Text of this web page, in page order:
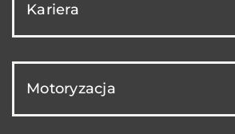
Kariera
Motoryzacja